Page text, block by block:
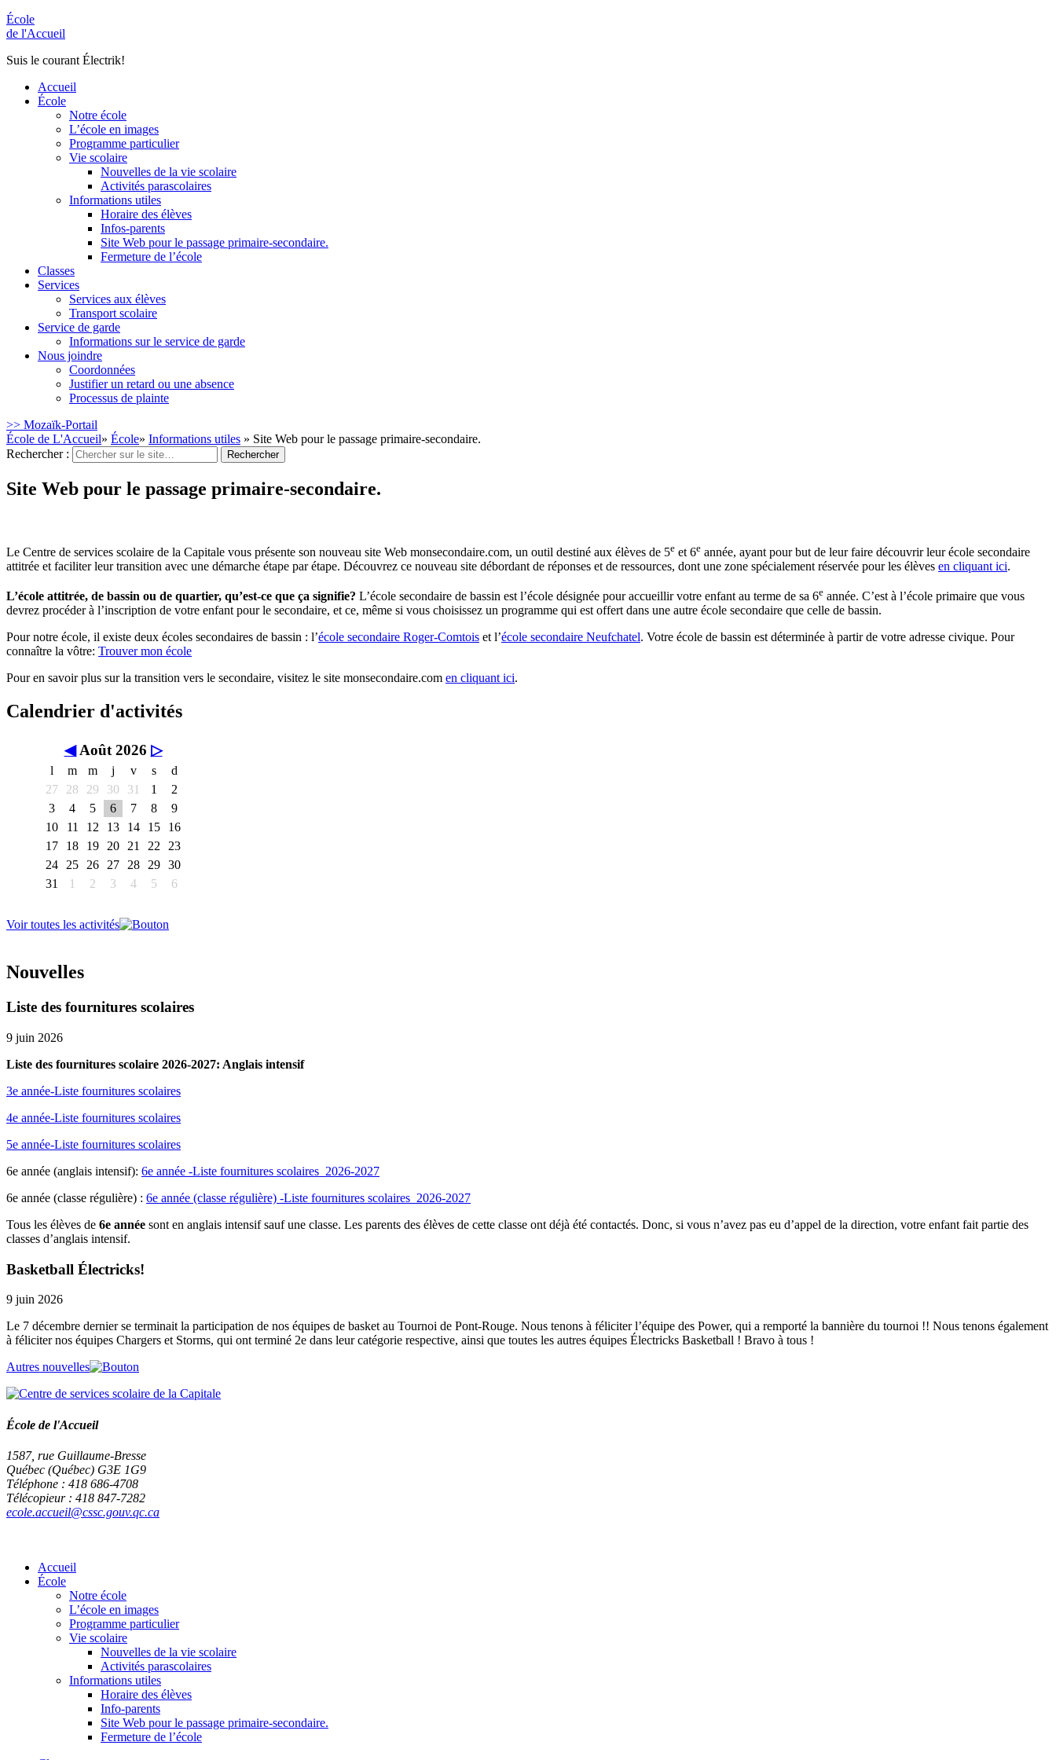
École
de l'Accueil
Suis le courant Électrik!
Accueil
École
Notre école
L’école en images
Programme particulier
Vie scolaire
Nouvelles de la vie scolaire
Activités parascolaires
Informations utiles
Horaire des élèves
Infos-parents
Site Web pour le passage primaire-secondaire.
Fermeture de l’école
Classes
Services
Services aux élèves
Transport scolaire
Service de garde
Informations sur le service de garde
Nous joindre
Coordonnées
Justifier un retard ou une absence
Processus de plainte
>> Mozaïk-Portail
École de L'Accueil» École» Informations utiles » Site Web pour le passage primaire-secondaire.
Rechercher :
Site Web pour le passage primaire-secondaire.
Le Centre de services scolaire de la Capitale vous présente son nouveau site Web monsecondaire.com, un outil destiné aux élèves de 5e et 6e année, ayant pour but de leur faire découvrir leur école secondaire
attitrée et faciliter leur transition avec une démarche étape par étape. Découvrez ce nouveau site débordant de réponses et de ressources, dont une zone spécialement réservée pour les élèves en cliquant ici.
L’école attitrée, de bassin ou de quartier, qu’est-ce que ça signifie? L’école secondaire de bassin est l’école désignée pour accueillir votre enfant au terme de sa 6e année. C’est à l’école primaire que vous
devrez procéder à l’inscription de votre enfant pour le secondaire, et ce, même si vous choisissez un programme qui est offert dans une autre école secondaire que celle de bassin.
Pour notre école, il existe deux écoles secondaires de bassin : l’école secondaire Roger-Comtois et l’école secondaire Neufchatel. Votre école de bassin est déterminée à partir de votre adresse civique. Pour
connaître la vôtre: Trouver mon école
Pour en savoir plus sur la transition vers le secondaire, visitez le site monsecondaire.com en cliquant ici.
Calendrier d'activités
◀ Août 2026 ▷
l m m j v s
d
27
28 29 30 31 1
2
3
4 5 6 7 8
9
10
11 12 13 14 15
16
17
18 19 20 21 22
23
24
25 26 27 28 29 30
31
1 2 3 4 5 6
Voir toutes les activités
Nouvelles
Liste des fournitures scolaires
9 juin 2026
Liste des fournitures scolaire 2026-2027: Anglais intensif
3e année-Liste fournitures scolaires
4e année-Liste fournitures scolaires
5e année-Liste fournitures scolaires
6e année (anglais intensif): 6e année -Liste fournitures scolaires_2026-2027
6e année (classe régulière) : 6e année (classe régulière) -Liste fournitures scolaires_2026-2027
Tous les élèves de 6e année sont en anglais intensif sauf une classe. Les parents des élèves de cette classe ont déjà été contactés. Donc, si vous n’avez pas eu d’appel de la direction, votre enfant fait partie des
classes d’anglais intensif.
Basketball Électricks!
9 juin 2026
Le 7 décembre dernier se terminait la participation de nos équipes de basket au Tournoi de Pont-Rouge. Nous tenons à féliciter l’équipe des Power, qui a remporté la bannière du tournoi !! Nous tenons également
à féliciter nos équipes Chargers et Storms, qui ont terminé 2e dans leur catégorie respective, ainsi que toutes les autres équipes Électricks Basketball ! Bravo à tous !
Autres nouvelles
École de l'Accueil
1587, rue Guillaume-Bresse
Québec (Québec) G3E 1G9
Téléphone : 418 686-4708
Télécopieur : 418 847-7282
ecole.accueil@cssc.gouv.qc.ca
Accueil
École
Notre école
L’école en images
Programme particulier
Vie scolaire
Nouvelles de la vie scolaire
Activités parascolaires
Informations utiles
Horaire des élèves
Info-parents
Site Web pour le passage primaire-secondaire.
Fermeture de l’école